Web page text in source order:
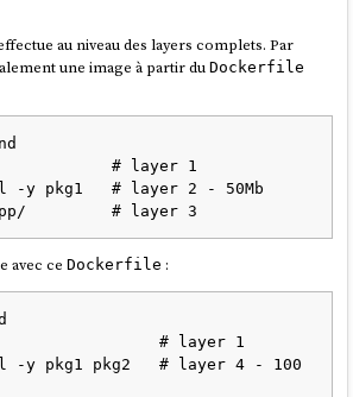
au niveau des layers complets. Par
une image à partir duDockerfile
# layer 1
-y pkg1   # layer 2 - 50Mb
avec ceDockerfile :
# layer 1
-y pkg1 pkg2   # layer 4 - 100